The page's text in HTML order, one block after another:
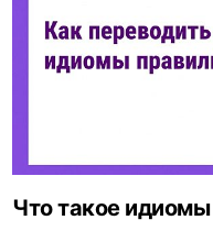
Что такое